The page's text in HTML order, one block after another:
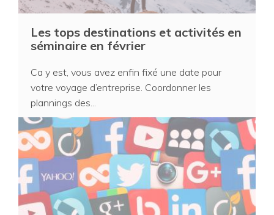
Les tops destinations et activités en
séminaire en février
Ca y est, vous avez enfin fixé une date pour
votre voyage d’entreprise. Coordonner les
plannings des...